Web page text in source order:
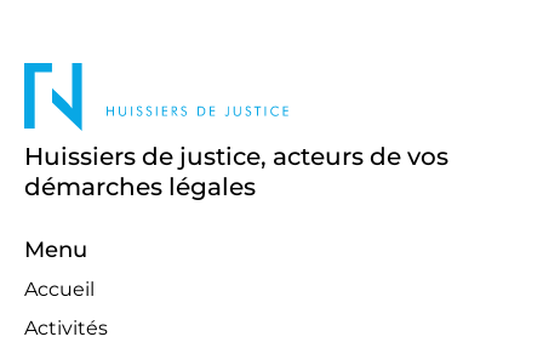
Huissiers de justice, acteurs de vos
démarches légales
Menu
Accueil
Activités